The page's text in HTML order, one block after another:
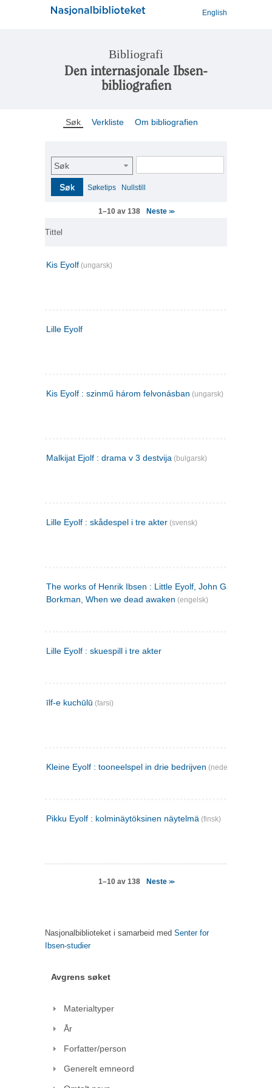
English
Bibliografi
Den internasjonale Ibsen-
bibliografien
Søk Verkliste Om bibliografien
Søk
Søk Søketips Nullstill
1–10 av 138 Neste >>
Tittel
Kis Eyolf (ungarsk)
Lille Eyolf
Kis Eyolf : szinmű három felvonásban (ungarsk)
Malkijat Ejolf : drama v 3 destvija (bulgarsk)
Lille Eyolf : skådespel i tre akter (svensk)
The works of Henrik Ibsen : Little Eyolf, John Gabriel
Borkman, When we dead awaken (engelsk)
Lille Eyolf : skuespill i tre akter
īlf-e kuchūlū (farsi)
Kleine Eyolf : tooneelspel in drie bedrijven (nederlandsk)
Pikku Eyolf : kolminäytöksinen näytelmä (finsk)
1–10 av 138 Neste >>
Nasjonalbiblioteket i samarbeid med Senter for
Ibsen-studier
Avgrens søket
Materialtyper
År
Forfatter/person
Generelt emneord